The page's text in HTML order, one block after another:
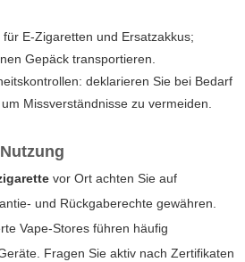
E-Zigaretten und Ersatzakkus;
Gepäck transportieren.
deklarieren Sie bei Bedarf
Missverständnisse zu vermeiden.
vor Ort achten Sie auf
und Rückgaberechte gewähren.
Vape-Stores führen häufig
Fragen Sie aktiv nach Zertifikaten